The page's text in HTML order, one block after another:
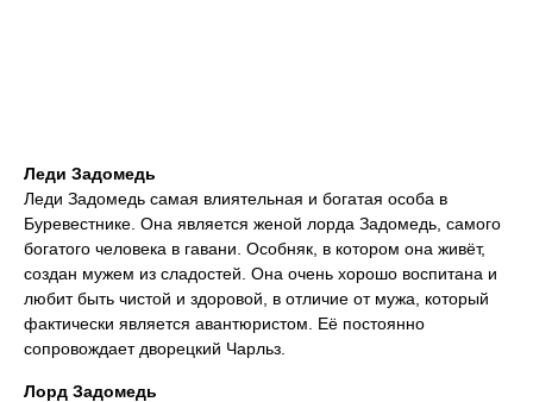
Леди Задомедь
Леди Задомедь самая влиятельная и богатая особа в
Буревестнике. Она является женой лорда Задомедь, самого
богатого человека в гавани. Особняк, в котором она живёт,
создан мужем из сладостей. Она очень хорошо воспитана и
любит быть чистой и здоровой, в отличие от мужа, который
фактически является авантюристом. Её постоянно
сопровождает дворецкий Чарльз.
Лорд Задомедь